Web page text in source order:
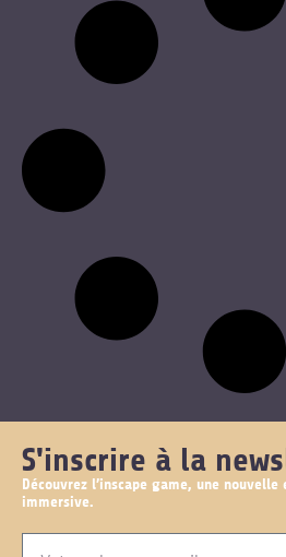
S'inscrire à la
Découvrez l’inscape game, une
immersive.